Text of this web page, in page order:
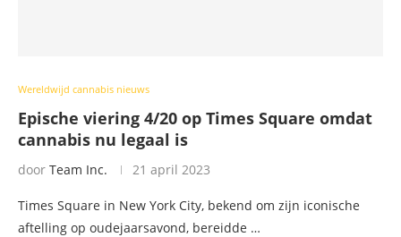
Wereldwijd cannabis nieuws
Epische viering 4/20 op Times Square omdat
cannabis nu legaal is
door Team Inc. 21 april 2023
Times Square in New York City, bekend om zijn iconische
aftelling op oudejaarsavond, bereidde …